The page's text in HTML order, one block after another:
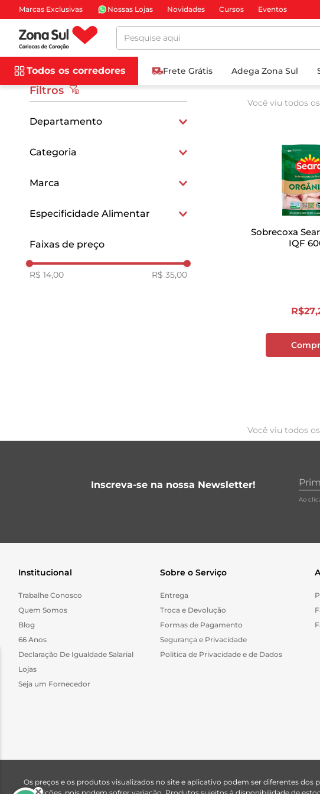
Marcas Exclusivas Nossas Lojas Novidades Cursos Eventos
Pesquise aqui
Todos os corredores Frete Grátis Adega Zona Sul
Filtros
Departamento
Categoria
Marca
Especificidade Alimentar
Faixas de preço
R$ 14,00 R$ 35,00
Você viu todos
Sobrecoxa
IQF
R$27,
Você viu todos
Inscreva-se na nossa Newsletter!
Ao
Institucional
Trabalhe Conosco
Quem Somos
Blog
66 Anos
Declaração De Igualdade Salarial
Lojas
Seja um Fornecedor
Sobre o Serviço
Entrega
Troca e Devolução
Formas de Pagamento
Segurança e Privacidade
Politica de Privacidade e de Dados
Os preços e os produtos visualizados no site e aplicativo podem ser diferentes dos